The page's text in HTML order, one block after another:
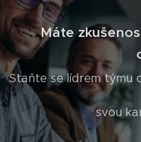
Máte
Staňte se lídrem týmu
svou